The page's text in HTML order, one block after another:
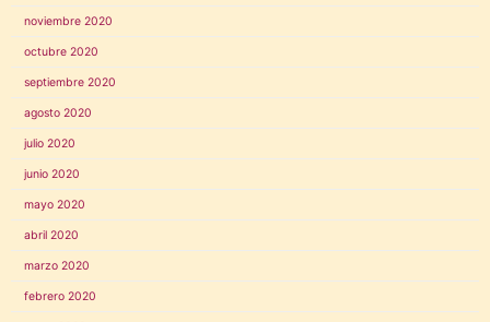
noviembre 2020
octubre 2020
septiembre 2020
agosto 2020
julio 2020
junio 2020
mayo 2020
abril 2020
marzo 2020
febrero 2020